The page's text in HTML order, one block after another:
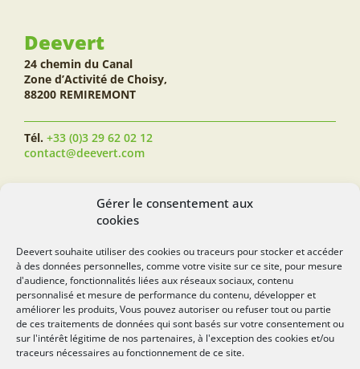
Gérer le consentement aux
cookies
Deevert souhaite utiliser des cookies ou traceurs pour stocker et accéder
à des données personnelles, comme votre visite sur ce site, pour mesure
d'audience, fonctionnalités liées aux réseaux sociaux, contenu
personnalisé et mesure de performance du contenu, développer et
améliorer les produits, Vous pouvez autoriser ou refuser tout ou partie
de ces traitements de données qui sont basés sur votre consentement ou
sur l'intérêt légitime de nos partenaires, à l'exception des cookies et/ou
traceurs nécessaires au fonctionnement de ce site.
Deevert
24 chemin du Canal
Zone d’Activité de Choisy,
88200 REMIREMONT
Tél. +33 (0)3 29 62 02 12
contact@deevert.com
SUIVEZ-NOUS...
deevert.com